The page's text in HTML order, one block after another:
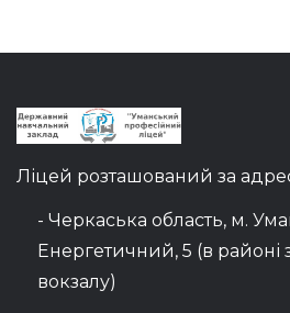
Ліцей розташований за
- Черкаська область, м.
Енергетичний, 5 (в районі
вокзалу)